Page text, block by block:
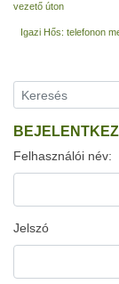
vezető úton
Igazi Hős: telefonon
Felhasználói név:
Jelszó